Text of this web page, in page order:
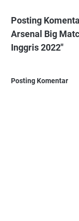
Posting
Arsenal Big
Inggris 2022"
Posting Komentar